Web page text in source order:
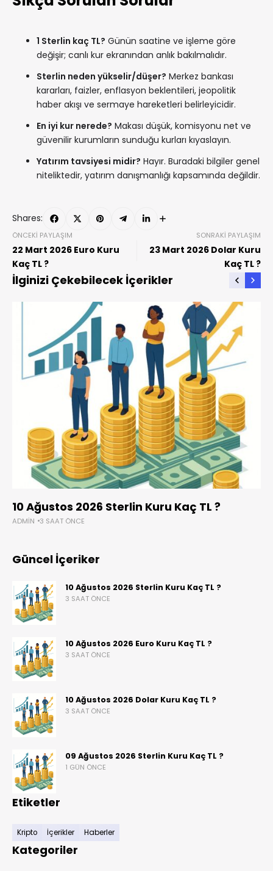
1 Sterlin kaç TL? Günün saatine ve işleme göre
değişir; canlı kur ekranından anlık bakılmalıdır.
Sterlin neden yükselir/düşer? Merkez bankası
kararları, faizler, enflasyon beklentileri, jeopolitik
haber akışı ve sermaye hareketleri belirleyicidir.
En iyi kur nerede? Makası düşük, komisyonu net ve
güvenilir kurumların sunduğu kurları kıyaslayın.
Yatırım tavsiyesi midir? Hayır. Buradaki bilgiler genel
niteliktedir, yatırım danışmanlığı kapsamında değildir.
Shares:
ÖNCEKI PAYLAŞIM
22 Mart 2026 Euro Kuru
Kaç TL ?
SONRAKI PAYLAŞIM
23 Mart 2026 Dolar Kuru
Kaç TL ?
İlginizi Çekebilecek İçerikler
10 Ağustos 2026 Sterlin Kuru Kaç TL ?
ADMIN 3 SAAT ÖNCE
Güncel İçeriker
10 Ağustos 2026 Sterlin Kuru Kaç TL ?
3 SAAT ÖNCE
10 Ağustos 2026 Euro Kuru Kaç TL ?
3 SAAT ÖNCE
10 Ağustos 2026 Dolar Kuru Kaç TL ?
3 SAAT ÖNCE
09 Ağustos 2026 Sterlin Kuru Kaç TL ?
1 GÜN ÖNCE
Etiketler
Kripto İçerikler Haberler
Kategoriler